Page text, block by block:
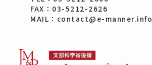
FAX：03-5212-2626
MAIL：contact@e-manner.info